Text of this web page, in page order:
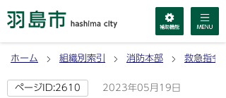
ホーム 組織別索引 消防本部 救急指令課
ページID:2610 2023年05月19日